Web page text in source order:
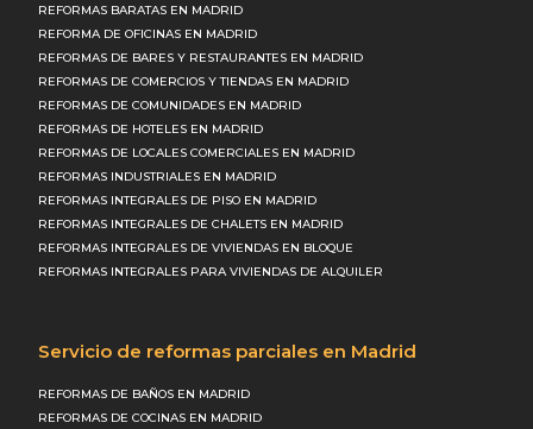
REFORMAS BARATAS EN MADRID
REFORMA DE OFICINAS EN MADRID
REFORMAS DE BARES Y RESTAURANTES EN MADRID
REFORMAS DE COMERCIOS Y TIENDAS EN MADRID
REFORMAS DE COMUNIDADES EN MADRID
REFORMAS DE HOTELES EN MADRID
REFORMAS DE LOCALES COMERCIALES EN MADRID
REFORMAS INDUSTRIALES EN MADRID
REFORMAS INTEGRALES DE PISO EN MADRID
REFORMAS INTEGRALES DE CHALETS EN MADRID
REFORMAS INTEGRALES DE VIVIENDAS EN BLOQUE
REFORMAS INTEGRALES PARA VIVIENDAS DE ALQUILER
Servicio de reformas parciales en Madrid
REFORMAS DE BAÑOS EN MADRID
REFORMAS DE COCINAS EN MADRID